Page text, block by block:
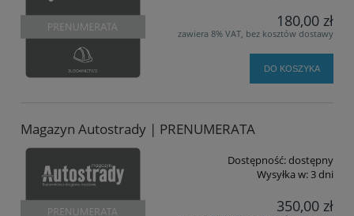
180,00 zł
zawiera 8% VAT, bez kosztów dostawy
DO KOSZYKA
Magazyn Autostrady | PRENUMERATA
Dostępność:dostępny
Wysyłka w:3 dni
350,00 zł